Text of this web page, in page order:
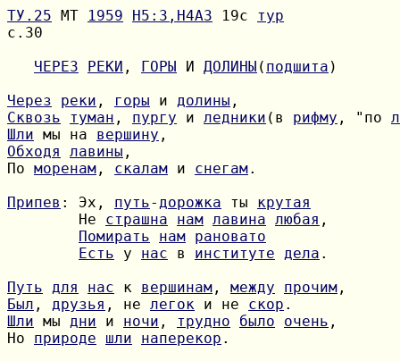
ТУ.25 МТ 1959 H5:3,H4A3 19с тур
с.30
ЧЕРЕЗ
РЕКИ , ГОРЫ И ДОЛИНЫ ( подшита )
Через
реки , горы и долины
Сквозь
туман , пургу и ледники (в рифму , "по
Шли мы на вершину
Обходя
лавины
По моренам , скалам и снегам.
Припев : Эх, путь-дорожка ты крутая
        Не
страшна нам лавина любая
Помирать
нам рановато
Есть у нас в институте дела .
Путь для нас к вершинам , между прочим
Был , друзья , не легок и не скор
Шли мы дни и ночи , трудно было очень
Но природе шли наперекор .